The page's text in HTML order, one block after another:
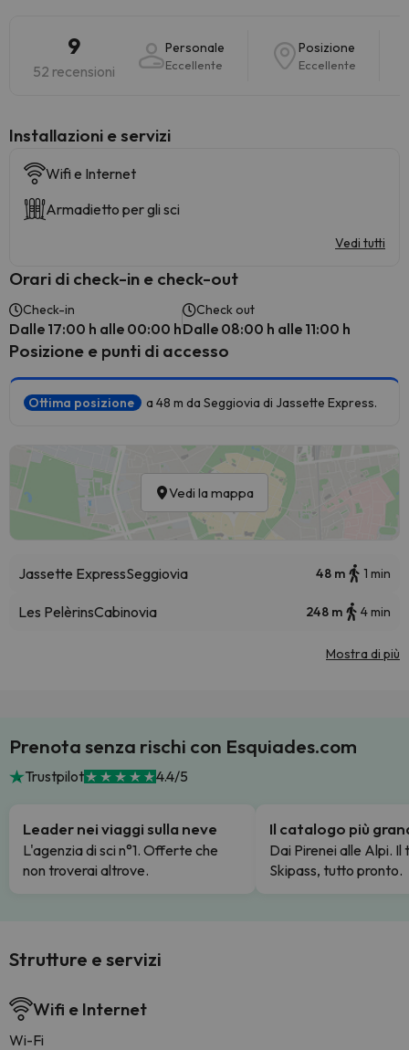
9
52 recensioni
Personale
Eccellente
Posizione
Eccellente
Installazioni e servizi
Wifi e Internet
Armadietto per gli sci
Vedi tutti
Orari di check-in e check-out
Check-in
Dalle 17:00 h alle 00:00 h
Check out
Dalle 08:00 h alle 11:00 h
Posizione e punti di accesso
Ottima posizione a 48 m da Seggiovia di Jassette Express.
Vedi la mappa
Jassette ExpressSeggiovia 48 m 1 min
Les PelèrinsCabinovia 248 m 4 min
Mostra di più
Prenota senza rischi con Esquiades.com
Trustpilot 4.4/5
Leader nei viaggi sulla neve
L'agenzia di sci n°1. Offerte che
non troverai altrove.
Il catalogo più
Dai Pirenei alle Alpi. Il
Skipass, tutto pronto.
Strutture e servizi
Wifi e Internet
Wi-Fi